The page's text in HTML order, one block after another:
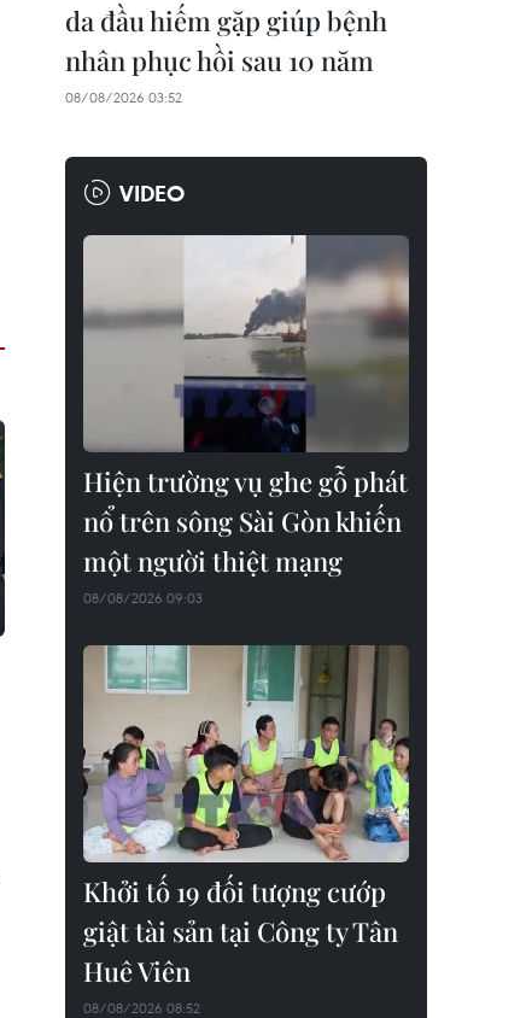
da đầu hiếm gặp giúp bệnh
nhân phục hồi sau 10 năm
08/08/2026 03:52
VIDEO
Hiện trường vụ ghe gỗ phát
nổ trên sông Sài Gòn khiến
một người thiệt mạng
08/08/2026 09:03
Khởi tố 19 đối tượng cướp
giật tài sản tại Công ty Tân
Huê Viên
08/08/2026 08:52